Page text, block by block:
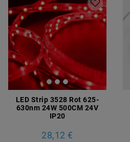
LED Strip 3528 Rot 625-
630nm 24W 500CM 24V
IP20
28,12 €